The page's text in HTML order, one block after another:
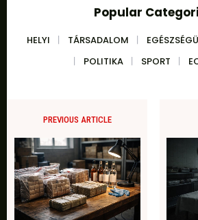
Popular
HELYI TÁRSADALOM
POLITIKA
SPORT
PREVIOUS ARTICLE